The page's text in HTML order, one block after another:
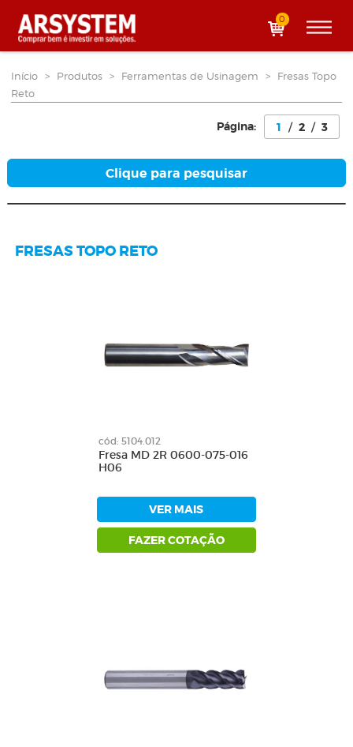
0
Início > Produtos > Ferramentas de Usinagem >
Fresas Topo
Reto
Página: 1 / 2 / 3
Clique para pesquisar
FRESAS TOPO RETO
cód: 5104.012
Fresa MD 2R 0600-075-016
H06
VER MAIS
FAZER COTAÇÃO